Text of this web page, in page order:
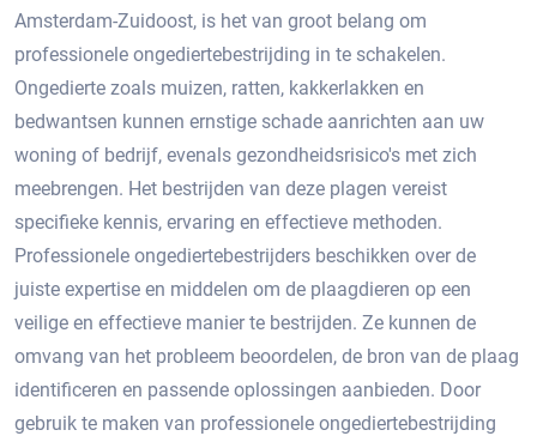
Amsterdam-Zuidoost, is het van groot belang om
professionele ongediertebestrijding in te schakelen.​
Ongedierte zoals muizen, ratten, kakkerlakken en
bedwantsen kunnen ernstige schade aanrichten aan uw
woning of bedrijf, evenals gezondheidsrisico's met zich
meebrengen.​ Het bestrijden van deze plagen vereist
specifieke kennis, ervaring en effectieve methoden.​
Professionele ongediertebestrijders beschikken over de
juiste expertise en middelen om de plaagdieren op een
veilige en effectieve manier te bestrijden. Ze kunnen de
omvang van het probleem beoordelen, de bron van de plaag
identificeren en passende oplossingen aanbieden. Door
gebruik te maken van professionele ongediertebestrijding